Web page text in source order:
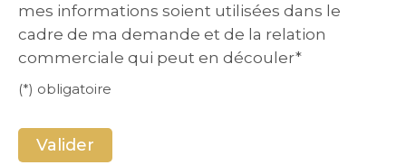
mes informations soient utilisées dans le
cadre de ma demande et de la relation
commerciale qui peut en découler*
(*) obligatoire